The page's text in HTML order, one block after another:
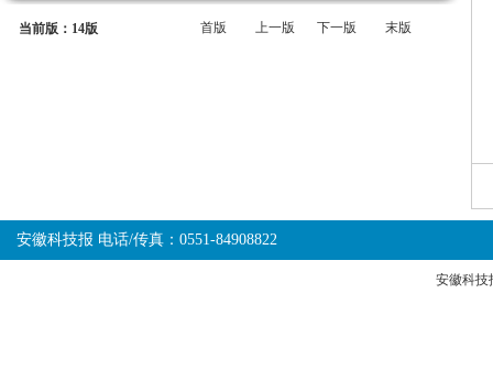
当前版：14版 首版 上一版 下一版 末版
安徽科技报 电话/传真：0551-84908822
安徽科技